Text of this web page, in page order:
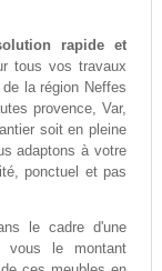
rapide et
tous vos travaux
la région Neffes
provence, Var,
soit en pleine
adaptons à votre
ponctuel et pas
le cadre d'une
vous le montant